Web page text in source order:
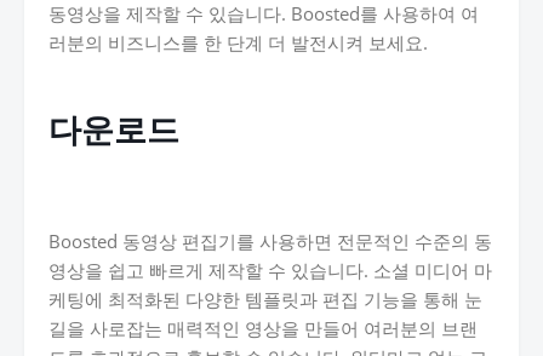
동영상을 제작할 수 있습니다. Boosted를 사용하여 여
러분의 비즈니스를 한 단계 더 발전시켜 보세요.
다운로드
Boosted 동영상 편집기를 사용하면 전문적인 수준의 동
영상을 쉽고 빠르게 제작할 수 있습니다. 소셜 미디어 마
케팅에 최적화된 다양한 템플릿과 편집 기능을 통해 눈
길을 사로잡는 매력적인 영상을 만들어 여러분의 브랜